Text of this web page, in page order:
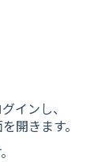
インし、
開きます。